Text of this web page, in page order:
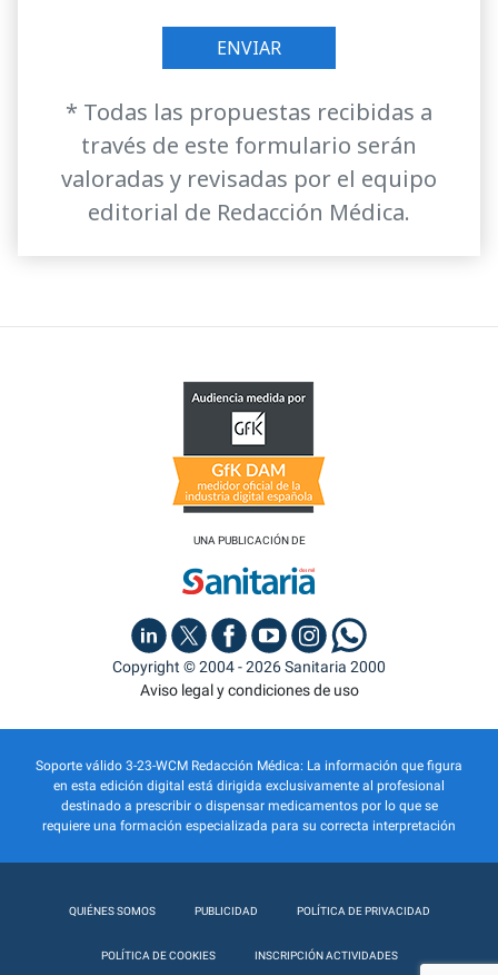
* Todas las propuestas recibidas a
través de este formulario serán
valoradas y revisadas por el equipo
editorial de Redacción Médica.
UNA PUBLICACIÓN DE
Copyright © 2004 - 2026 Sanitaria 2000
Aviso legal y condiciones de uso
Soporte válido 3-23-WCM Redacción Médica: La información que figura
en esta edición digital está dirigida exclusivamente al profesional
destinado a prescribir o dispensar medicamentos por lo que se
requiere una formación especializada para su correcta interpretación
QUIÉNES SOMOS PUBLICIDAD POLÍTICA DE PRIVACIDAD
POLÍTICA DE COOKIES INSCRIPCIÓN ACTIVIDADES